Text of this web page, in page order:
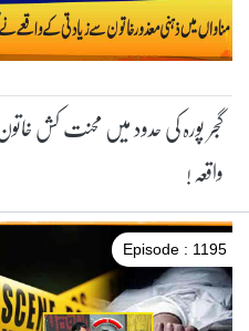
گجر پورہ کی حدود میں محنت کش
واقعہ !
Episode : 1195